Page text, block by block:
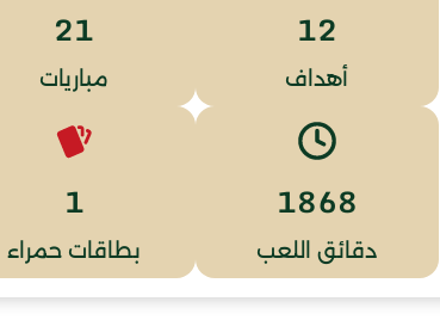
12
أهداف
21
مباريات
1868
دقائق اللعب
1
بطاقات حمراء